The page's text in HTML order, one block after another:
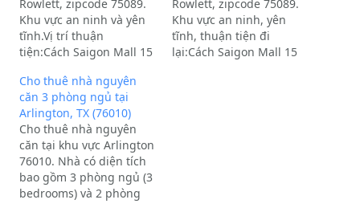
Rowlett, zipcode 75089.
Khu vực an ninh và yên
tĩnh.Vị trí thuận
tiện:Cách Saigon Mall 15
Firewheel 7 phút lái
xe.Cách Highway I-30 10
phút lái xe.Cách Target,
Ross, Aldi, Sprouts,
Walmart 5-6 phút lái
xe.Thông tin
phòng:Phòng lớn: Thích
hợp cho 2…
Rowlett, zipcode 75089.
Khu vực an ninh, yên
tĩnh, thuận tiện đi
lại:Cách Saigon Mall 15
Cho thuê nhà nguyên
căn 3 phòng ngủ tại
Arlington, TX (76010)
Cho thuê nhà nguyên
căn tại khu vực Arlington
76010. Nhà có diện tích
bao gồm 3 phòng ngủ (3
bedrooms) và 2 phòng